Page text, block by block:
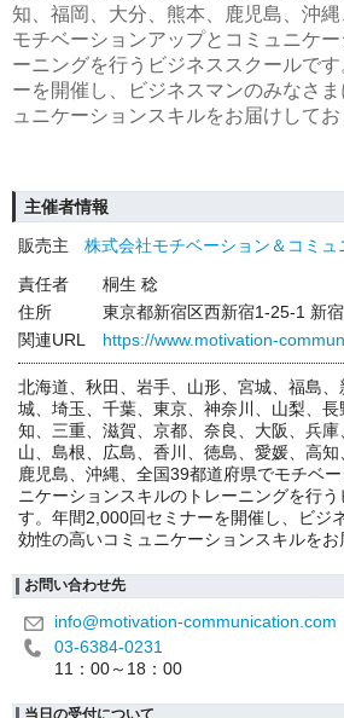
知、福岡、大分、熊本、鹿児島、沖
モチベーションアップとコミュニケ
ーニングを行うビジネススクールで
ーを開催し、ビジネスマンのみなさ
ュニケーションスキルをお届けしてお
主催者情報
販売主
株式会社モチベーション＆コミュ
責任者
桐生 稔
住所
東京都新宿区西新宿1-25-1 新
関連URL
https://www.motivation-
北海道、秋田、岩手、山形、宮城、福島
城、埼玉、千葉、東京、神奈川、山梨、
知、三重、滋賀、京都、奈良、大阪、兵庫
山、島根、広島、香川、徳島、愛媛、高知
鹿児島、沖縄、全国39都道府県でモチベ
ニケーションスキルのトレーニングを行
す。年間2,000回セミナーを開催し、ビジ
効性の高いコミュニケーションスキルをお
お問い合わせ先
info@motivation-communication.com
03-6384-0231
11：00～18：00
当日の受付について